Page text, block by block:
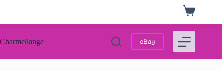
Panier
d’achat
Charmellange eBay